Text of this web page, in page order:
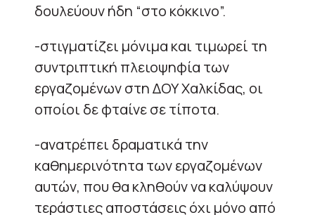
δουλεύουν ήδη “στο κόκκινο”.
-στιγματίζει μόνιμα και τιμωρεί τη
συντριπτική πλειοψηφία των
εργαζομένων στη ΔΟΥ Χαλκίδας, οι
οποίοι δε φταίνε σε τίποτα.
-ανατρέπει δραματικά την
καθημερινότητα των εργαζομένων
αυτών, που θα κληθούν να καλύψουν
τεράστιες αποστάσεις όχι μόνο από